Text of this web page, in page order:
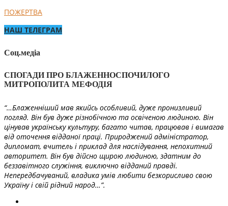
ПОЖЕРТВА
НАШ ТЕЛЕГРАМ
Соц.медіа
СПОГАДИ ПРО БЛАЖЕННОСПОЧИЛОГО
МИТРОПОЛИТА МЕФОДІЯ
“…Блаженніший мав якийсь особливий, дуже пронизливий
погляд. Він був дуже різнобічною та освіченою людиною. Він
цінував українську культуру, багато читав, працював і вимагав
від оточення відданої праці. Природжений адміністратор,
дипломат, вчитель і приклад для наслідування, непохитний
авторитет. Він був дійсно щирою людиною, здатним до
беззавітного служіння, виключно відданий правді.
Непередбачуваний, владика умів любити безкорисливо свою
Україну і свій рідний народ…”.